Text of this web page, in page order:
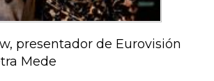
presentador de Eurovisión
Mede